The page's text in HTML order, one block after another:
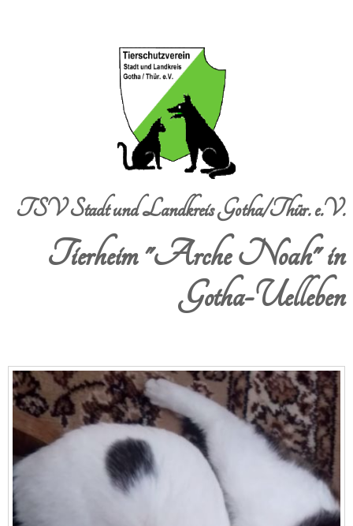
TSV Stadt und Landkreis Gotha/Thür. e.V.
Tierheim "Arche Noah" in
Gotha-Uelleben